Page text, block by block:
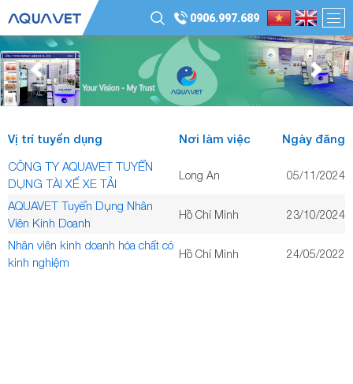
0906.997.689
Vị trí tuyển dụng Nơi làm việc
Ngày đăng
CÔNG TY AQUAVET TUYỂN
DỤNG TÀI XẾ XE TẢI
Long An 05/11/2024
AQUAVET Tuyển Dụng Nhân
Viên Kinh Doanh
Hồ Chí Minh 23/10/2024
Nhân viên kinh doanh hóa chất có
kinh nghiệm
Hồ Chí Minh 24/05/2022